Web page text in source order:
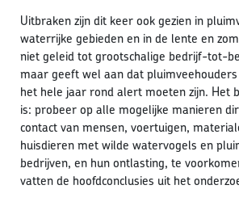
Uitbraken zijn dit keer ook gezien in
waterrijke gebieden en in de lente en
niet geleid tot grootschalige bedrijf-tot-
maar geeft wel aan dat
het hele jaar rond alert moeten zijn. Het
is: probeer op alle mogelijke manieren
contact van mensen, voertuigen,
huisdieren met wilde watervogels en
bedrijven, en hun ontlasting, te
vatten de hoofdconclusies uit het